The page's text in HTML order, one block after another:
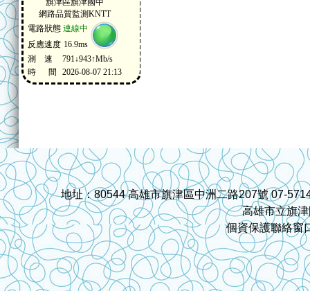
::: 地址：80544 高雄市旗津區中洲二路207號 07-
高雄市立旗
個資保護聯絡窗